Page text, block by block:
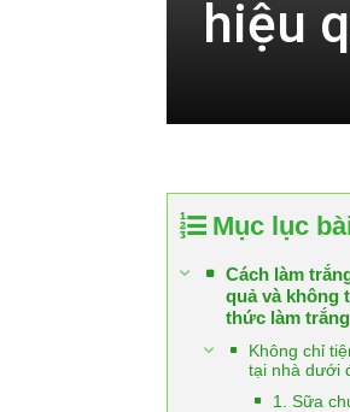
hiệu
Mục lục
Cách làm
quả và không
thức làm
Không chỉ
tại nhà dưới
1. Sữa